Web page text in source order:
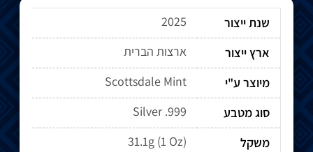
שנת ייצור
2025
ארץ ייצור
ארצות הברית
מיוצר ע"י
Scottsdale Mint
סוג מטבע
Silver .999
משקל
31.1g (1 Oz)